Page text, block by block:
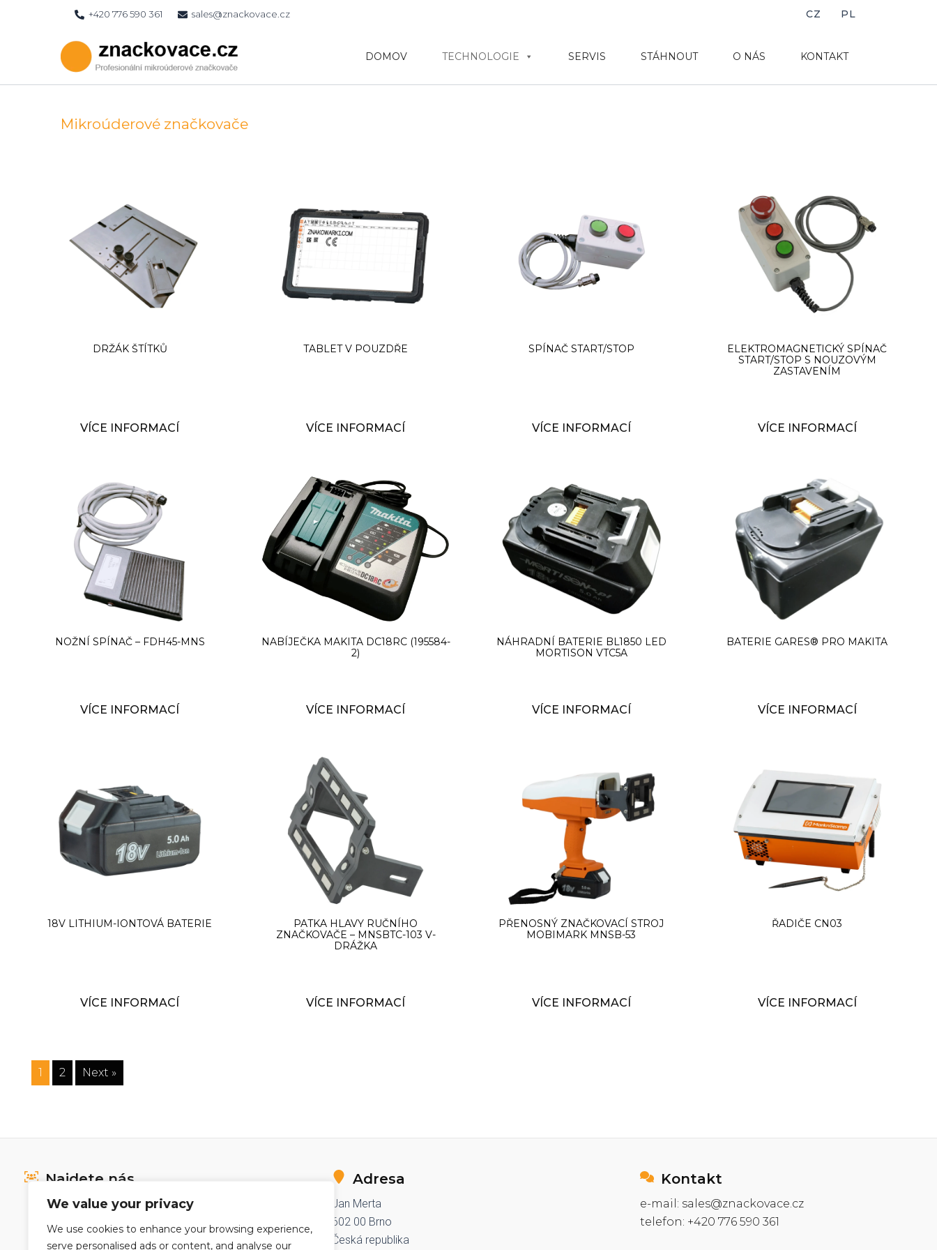
We value your privacy
We use cookies to enhance your browsing experience,
serve personalised ads or content, and analyse our
+420 776 590 361 sales@znackovace.cz CZ PL
DOMOV TECHNOLOGIE SERVIS STÁHNOUT O NÁS KONTAKT
Mikroúderové značkovače
DRŽÁK ŠTÍTKŮ
VÍCE INFORMACÍ
TABLET V POUZDŘE
VÍCE INFORMACÍ
SPÍNAČ START/STOP
VÍCE INFORMACÍ
ELEKTROMAGNETICKÝ SPÍNAČ
START/STOP S NOUZOVÝM
ZASTAVENÍM
VÍCE INFORMACÍ
NOŽNÍ SPÍNAČ – FDH45-MNS
VÍCE INFORMACÍ
NABÍJEČKA MAKITA DC18RC (195584-
2)
VÍCE INFORMACÍ
NÁHRADNÍ BATERIE BL1850 LED
MORTISON VTC5A
VÍCE INFORMACÍ
BATERIE GARES® PRO MAKITA
VÍCE INFORMACÍ
18V LITHIUM-IONTOVÁ BATERIE
VÍCE INFORMACÍ
PATKA HLAVY RUČNÍHO
ZNAČKOVAČE – MNSBTC-103 V-
DRÁŽKA
VÍCE INFORMACÍ
PŘENOSNÝ ZNAČKOVACÍ STROJ
MOBIMARK MNSB-53
VÍCE INFORMACÍ
ŘADIČE CN03
VÍCE INFORMACÍ
1 2 Next »
Najdete nás Adresa
Jan Merta
602 00 Brno
Česká republika
Kontakt
e-mail: sales@znackovace.cz
telefon: +420 776 590 361